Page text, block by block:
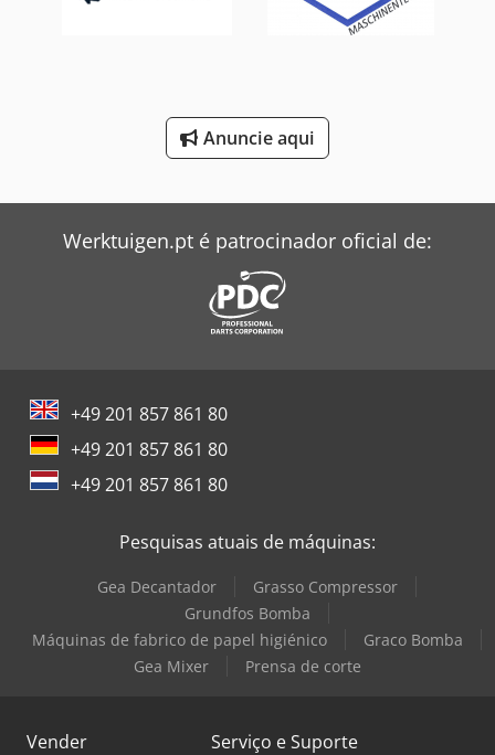
Windmöller & Hölscher Máquinas De Sacos
Zeppelin Silo
Anuncie aqui
Werktuigen.pt é patrocinador oficial de:
+49 201 857 861 80
+49 201 857 861 80
+49 201 857 861 80
Pesquisas atuais de máquinas:
Gea Decantador
Grasso Compressor
Grundfos Bomba
Máquinas de fabrico de papel higiénico
Graco Bomba
Gea Mixer
Prensa de corte
Vender Serviço e Suporte